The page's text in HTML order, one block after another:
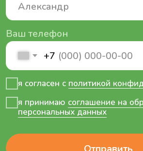
679006 Еврейская автономная область
г. Биробиджан, ул. Косникова, дом.48